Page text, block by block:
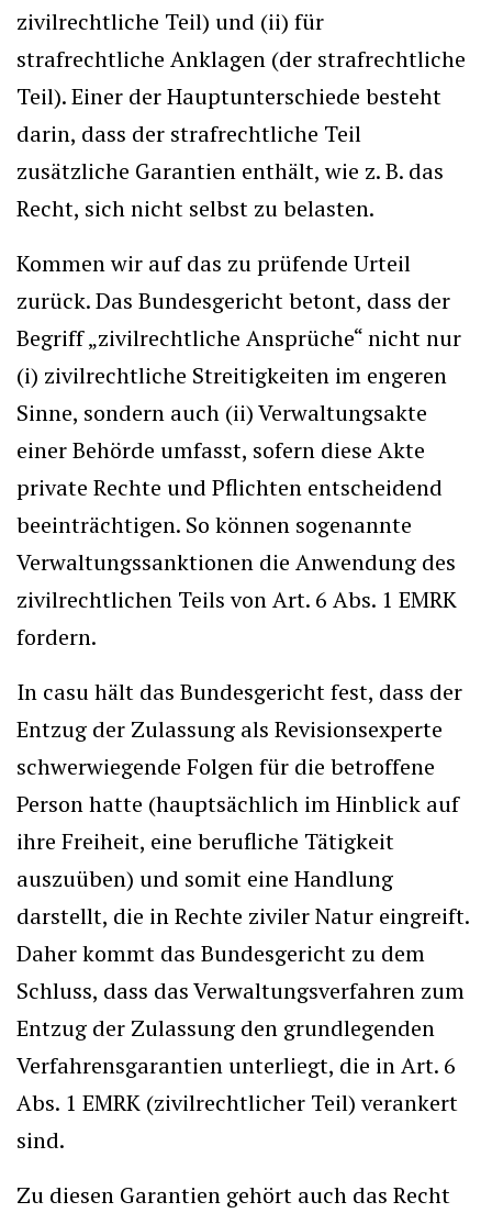
zivilrechtliche Teil) und (ii) für
strafrechtliche Anklagen (der strafrechtliche
Teil). Einer der Hauptunterschiede besteht
darin, dass der strafrechtliche Teil
zusätzliche Garantien enthält, wie z. B. das
Recht, sich nicht selbst zu belasten.
Kommen wir auf das zu prüfende Urteil
zurück. Das Bundesgericht betont, dass der
Begriff „zivilrechtliche Ansprüche“ nicht nur
(i) zivilrechtliche Streitigkeiten im engeren
Sinne, sondern auch (ii) Verwaltungsakte
einer Behörde umfasst, sofern diese Akte
private Rechte und Pflichten entscheidend
beeinträchtigen. So können sogenannte
Verwaltungssanktionen die Anwendung des
zivilrechtlichen Teils von Art. 6 Abs. 1 EMRK
fordern.
In casu hält das Bundesgericht fest, dass der
Entzug der Zulassung als Revisionsexperte
schwerwiegende Folgen für die betroffene
Person hatte (hauptsächlich im Hinblick auf
ihre Freiheit, eine berufliche Tätigkeit
auszuüben) und somit eine Handlung
darstellt, die in Rechte ziviler Natur eingreift.
Daher kommt das Bundesgericht zu dem
Schluss, dass das Verwaltungsverfahren zum
Entzug der Zulassung den grundlegenden
Verfahrensgarantien unterliegt, die in Art. 6
Abs. 1 EMRK (zivilrechtlicher Teil) verankert
sind.
Zu diesen Garantien gehört auch das Recht